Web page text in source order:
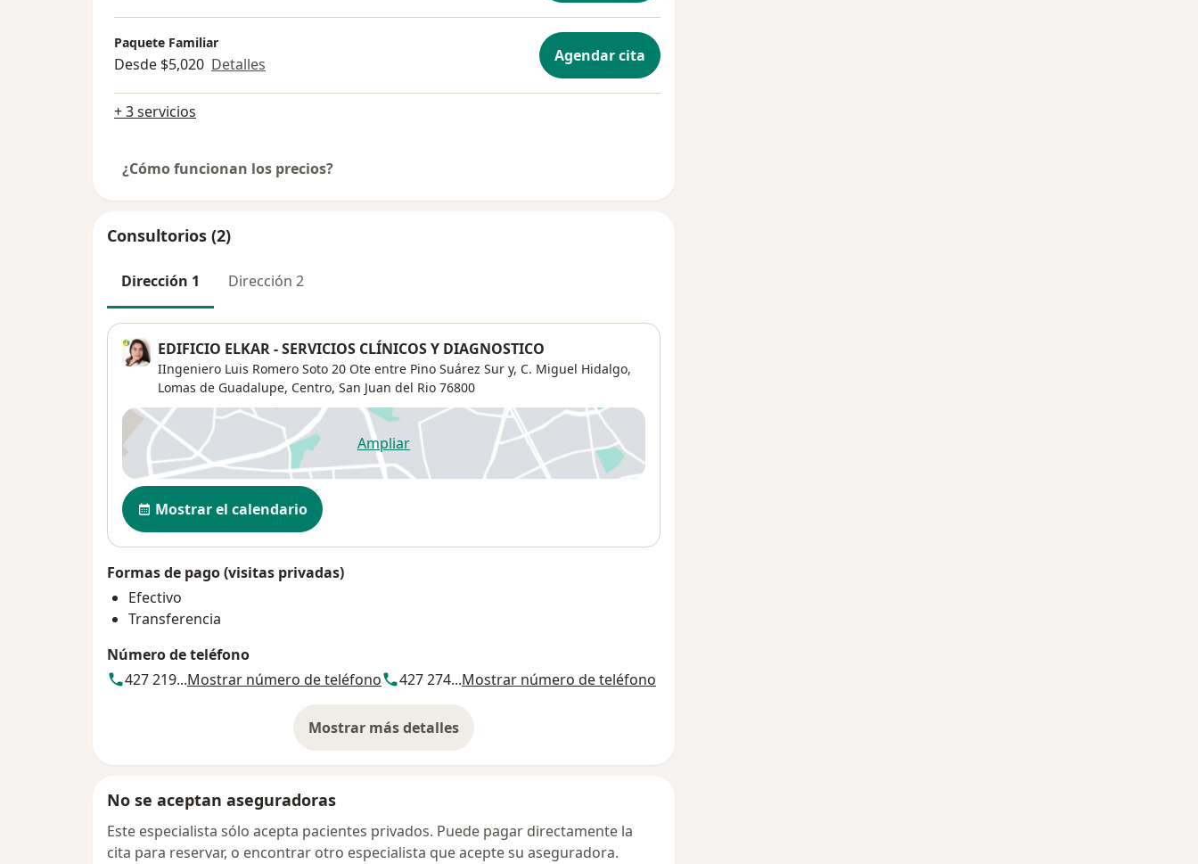
Paquete Familiar
Desde $5,020 Detalles Agendar cita
+ 3 servicios
¿Cómo funcionan los precios?
Consultorios (2)
Dirección 1 Dirección 2
EDIFICIO ELKAR - SERVICIOS CLÍNICOS Y DIAGNOSTICO
IIngeniero Luis Romero Soto 20 Ote entre Pino Suárez Sur y, C. Miguel Hidalgo,
Lomas de Guadalupe, Centro, San Juan del Rio 76800
Ampliarse abre en una nueva pestaña
Disponibilidad
Mostrar el calendario
Formas de pago (visitas privadas)
Efectivo
Transferencia
Número de teléfono
427 219...Mostrar número de teléfono 427 274...Mostrar número de teléfono
Mostrar más detalles
sobre la dirección
No se aceptan aseguradoras
Este especialista sólo acepta pacientes privados. Puede pagar directamente la
cita para reservar, o encontrar otro especialista que acepte su aseguradora.